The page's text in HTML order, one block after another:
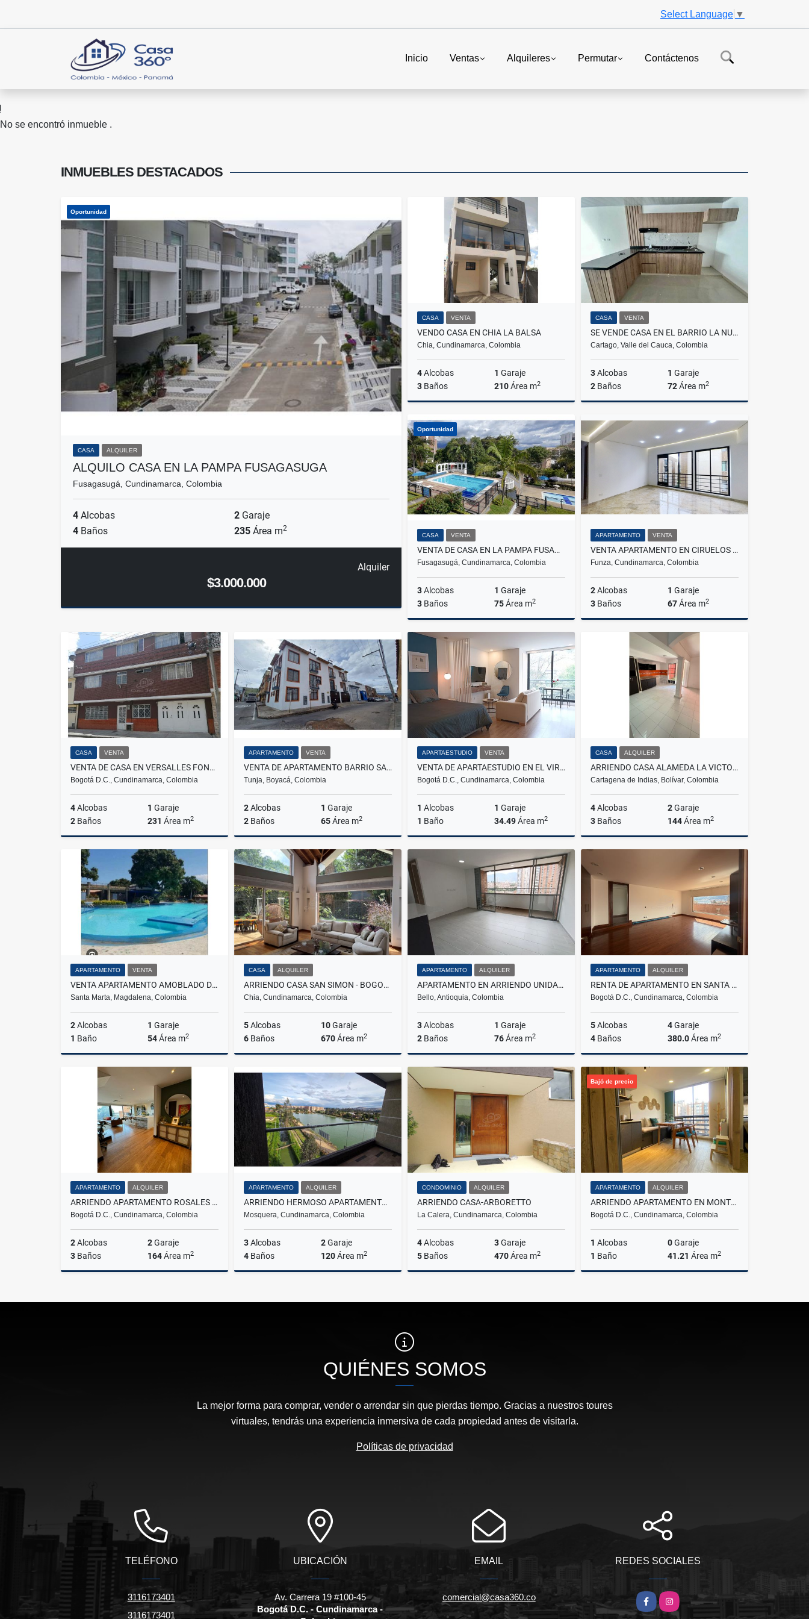
Select Language ▼
Inicio Ventas Alquileres Permutar Contáctenos
No se encontró inmueble .
INMUEBLES DESTACADOS
Oportunidad
CASA ALQUILER
ALQUILO CASA EN LA PAMPA FUSAGASUGA
Fusagasugá, Cundinamarca, Colombia
4 Alcobas 2 Garaje
4 Baños 235 Área m2
Alquiler
$3.000.000
CASA VENTA
VENDO CASA EN CHIA LA BALSA
Chia, Cundinamarca, Colombia
4Alcobas 1 Garaje
3 Baños 210Área m2
Venta
$680.000.000
CASA VENTA
SE VENDE CASA EN EL BARRIO LA NUEVA CARTAGO, CARTAGO, VALLE
Cartago, Valle del Cauca, Colombia
3Alcobas 1 Garaje
2 Baños 72Área m2
Venta
$195.000.000
Oportunidad
CASA VENTA
VENTA DE CASA EN LA PAMPA FUSAGASUGA
Fusagasugá, Cundinamarca, Colombia
3Alcobas 1 Garaje
3 Baños 75Área m2
Venta
$370.000.000
APARTAMENTO VENTA
VENTA APARTAMENTO EN CIRUELOS DEL EDEN, FUNZA
Funza, Cundinamarca, Colombia
2Alcobas 1 Garaje
3 Baños 67Área m2
$270.000.000
CASA VENTA
VENTA DE CASA EN VERSALLES FONTIBÓN
Bogotá D.C., Cundinamarca, Colombia
4Alcobas 1 Garaje
2 Baños 231 Área m2
$700.000.000
APARTAMENTO VENTA
VENTA DE APARTAMENTO BARRIO SANTA BARBARA TUNJA
Tunja, Boyacá, Colombia
2Alcobas 1 Garaje
2 Baños 65Área m2
Venta
$250.000.000
APARTAESTUDIO VENTA
VENTA DE APARTAESTUDIO EN EL VIRREY
Bogotá D.C., Cundinamarca, Colombia
1 Alcobas 1 Garaje
1 Baño 34.49Área m2
Venta
$650.000.000
CASA ALQUILER
ARRIENDO CASA ALAMEDA LA VICTORIA
Cartagena de Indias, Bolívar, Colombia
4Alcobas 2Garaje
3 Baños 144Área m2
APARTAMENTO VENTA
VENTA APARTAMENTO AMOBLADO DOS ALCOBAS TURISTICO EN CONDOMINIO - E.C.
Santa Marta, Magdalena, Colombia
2Alcobas 1 Garaje
1 Baño 54Área m2
$300.000.000
CASA ALQUILER
ARRIENDO CASA SAN SIMON - BOGOTA
Chia, Cundinamarca, Colombia
5Alcobas 10Garaje
6 Baños 670Área m2
Alquiler
$18.000.000
APARTAMENTO ALQUILER
APARTAMENTO EN ARRIENDO UNIDAD DISTRITO PLAZA, BELLO
Bello, Antioquia, Colombia
3Alcobas 1 Garaje
2 Baños 76Área m2
Alquiler
APARTAMENTO ALQUILER
RENTA DE APARTAMENTO EN SANTA BARBARA
Bogotá D.C., Cundinamarca, Colombia
5Alcobas 4Garaje
4 Baños 380.0Área m2
Venta
$14.000.000
Alquiler
$14.000.000
APARTAMENTO ALQUILER
ARRIENDO APARTAMENTO ROSALES BOGOTA
Bogotá D.C., Cundinamarca, Colombia
2Alcobas 2Garaje
3 Baños 164Área m2
$10.000.000
APARTAMENTO ALQUILER
ARRIENDO HERMOSO APARTAMENTO EN RESERVA DEL SOL MOSQUERA
Mosquera, Cundinamarca, Colombia
3Alcobas 2Garaje
4 Baños 120Área m2
$3.110.000
CONDOMINIO ALQUILER
ARRIENDO CASA-ARBORETTO
La Calera, Cundinamarca, Colombia
4Alcobas 3Garaje
5 Baños 470Área m2
$11.855.200
Bajó de precio
APARTAMENTO ALQUILER
ARRIENDO APARTAMENTO EN MONTEVIDEO SALITRE FONTIBON BOGOTÁ
Bogotá D.C., Cundinamarca, Colombia
1 Alcobas 0Garaje
1 Baño 41.21 Área m2
$1.900.000
QUIÉNES SOMOS
La mejor forma para comprar, vender o arrendar sin que pierdas tiempo. Gracias a nuestros toures
virtuales, tendrás una experiencia inmersiva de cada propiedad antes de visitarla.
Políticas de privacidad
TELÉFONO
3116173401
3116173401
UBICACIÓN
Av. Carrera 19 #100-45
Bogotá D.C. - Cundinamarca -
EMAIL
comercial@casa360.co
REDES SOCIALES
FacebookInstagram